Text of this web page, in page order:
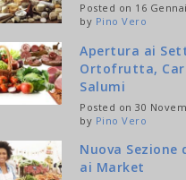
Posted on 16
by Pino Vero
Apertura ai
Ortofrutta,
Salumi
Posted on 30
by Pino Vero
Nuova Sezione
ai Market